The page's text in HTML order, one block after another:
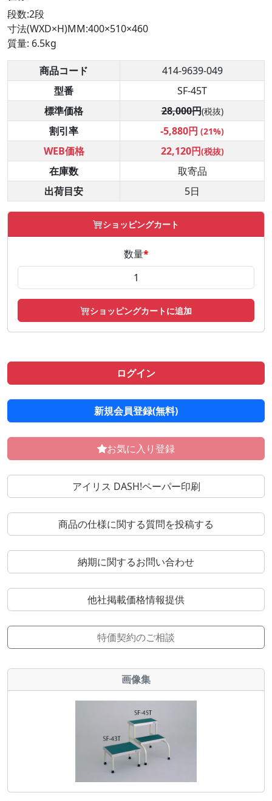
段数:2段
寸法(WXD×H)MM:400×510×460
質量: 6.5kg
商品コード
414-9639-049
型番
SF-45T
標準価格
28,000円(税抜)
割引率 -5,880円 (21%)
WEB価格 22,120円(税抜)
在庫数
取寄品
出荷目安
5日
ショッピングカート
数量*
ショッピングカートに追加
ログイン
新規会員登録(無料)
お気に入り登録
アイリス DASH!ペーパー印刷
商品の仕様に関する質問を投稿する
納期に関するお問い合わせ
他社掲載価格情報提供
特価契約のご相談
画像集